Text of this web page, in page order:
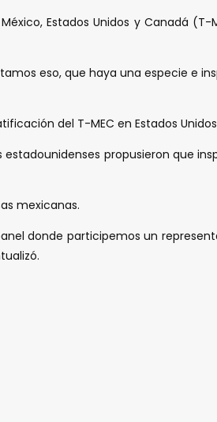
Estados Unidos y Canadá (T-
eso, que haya una especie e
del T-MEC en Estados
propusieron que
mexicanas.
donde participemos un